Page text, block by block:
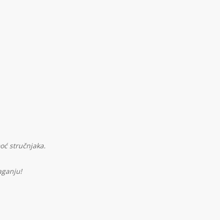
stručnjaka.